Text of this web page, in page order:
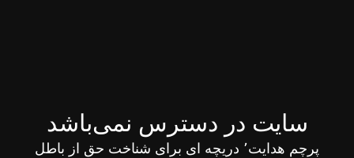
سایت در دسترس نمی‌باشد
پرچم هدایت٬ دریچه ای برای شناخت حق از باطل